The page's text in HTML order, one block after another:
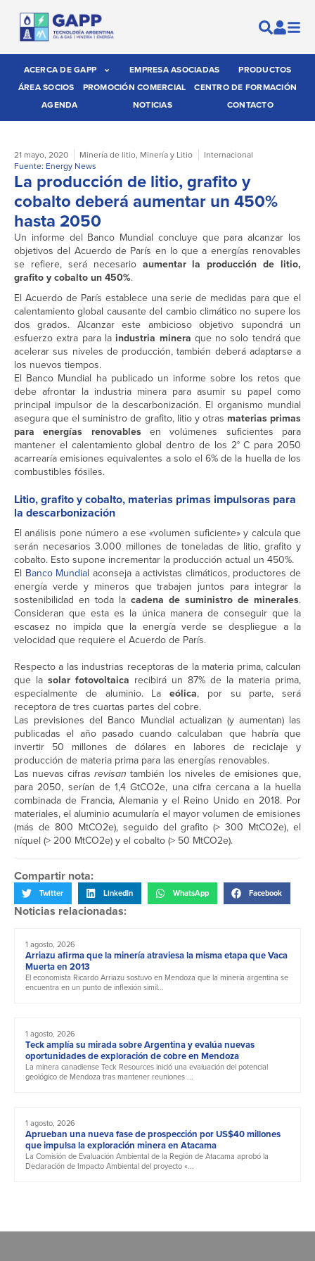
ACERCA DE GAPP EMPRESA ASOCIADAS
PRODUCTOS
ÁREA SOCIOS
PROMOCIÓN COMERCIAL
CENTRO DE FORMACIÓN
AGENDA
NOTICIAS CONTACTO
21 mayo, 2020 Minería de litio, Minería y Litio
Internacional
Fuente: Energy News
La producción de litio, grafito y
cobalto deberá aumentar un 450%
hasta 2050
Un informe del Banco Mundial concluye que para alcanzar los
objetivos del Acuerdo de París en lo que a energías renovables
se refiere, será necesarioaumentar la producción de litio,
grafito y cobalto un 450%.
El Acuerdo de París establece una serie de medidas para que el
calentamiento global causante del cambio climático no supere los
dos grados. Alcanzar este ambicioso objetivo supondrá un
esfuerzo extra para laindustria minera que no solo tendrá que
acelerar sus niveles de producción, también deberá adaptarse a
los nuevos tiempos.
El Banco Mundial ha publicado un informe sobre los retos que
debe afrontar la industria minera para asumir su papel como
principal impulsor de la descarbonización. El organismo mundial
asegura que el suministro de grafito, litio y otras materias primas
para energías renovablesen volúmenes suficientes para
mantener el calentamiento global dentro de los 2° C para 2050
acarrearía emisiones equivalentes a solo el 6% de la huella de los
combustibles fósiles.
Litio, grafito y cobalto, materias primas impulsoras para
la descarbonización
El análisis pone número a ese «volumen suficiente» y calcula que
serán necesarios 3.000 millones de toneladas de litio, grafito y
cobalto. Esto supone incrementar la producción actual un 450%.
El Banco Mundial aconseja a activistas climáticos, productores de
energía verde y mineros que trabajen juntos para integrar la
sostenibilidad en toda la cadena de suministro de minerales.
Consideran que esta es la única manera de conseguir que la
escasez no impida que la energía verde se despliegue a la
velocidad que requiere el Acuerdo de París.
Respecto a las industrias receptoras de la materia prima, calculan
que la solar fotovoltaica recibirá un 87% de la materia prima,
especialmente de aluminio. La eólica, por su parte, será
receptora de tres cuartas partes del cobre.
Las previsiones del Banco Mundial actualizan (y aumentan) las
publicadas el año pasado cuando calculaban que habría que
invertir 50 millones de dólares en labores de reciclaje y
producción de materia prima para las energías renovables.
Las nuevas cifrasrevisan también los niveles de emisiones que,
para 2050, serían de 1,4 GtCO2e, una cifra cercana a la huella
combinada de Francia, Alemania y el Reino Unido en 2018. Por
materiales, el aluminio acumularía el mayor volumen de emisiones
(más de 800 MtCO2e), seguido del grafito (> 300 MtCO2e), el
níquel (> 200 MtCO2e) y el cobalto (> 50 MtCO2e).
Compartir nota:
Twitter LinkedIn WhatsApp Facebook
Noticias relacionadas:
1 agosto, 2026
Arriazu afirma que la minería atraviesa la misma etapa que Vaca
Muerta en 2013
El economista Ricardo Arriazu sostuvo en Mendoza que la minería argentina se
encuentra en un punto de inflexión simil...
1 agosto, 2026
Teck amplía su mirada sobre Argentina y evalúa nuevas
oportunidades de exploración de cobre en Mendoza
La minera canadiense Teck Resources inició una evaluación del potencial
geológico de Mendoza tras mantener reuniones ...
1 agosto, 2026
Aprueban una nueva fase de prospección por US$40 millones
que impulsa la exploración minera en Atacama
La Comisión de Evaluación Ambiental de la Región de Atacama aprobó la
Declaración de Impacto Ambiental del proyecto «...